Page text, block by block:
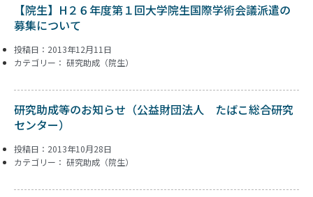
【院生】H２６年度第１回大学院生国際学術会議派遣の
募集について
投稿日：2013年12月11日
カテゴリー： 研究助成（院生）
研究助成等のお知らせ（公益財団法人 たばこ総合研究
センター）
投稿日：2013年10月28日
カテゴリー： 研究助成（院生）